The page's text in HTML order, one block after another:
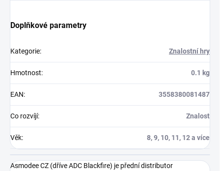
Doplňkové parametry
Kategorie: Znalostní hry
Hmotnost: 0.1 kg
EAN: 3558380081487
Co rozvíjí: Znalost
Věk: 8, 9, 10, 11, 12 a více
Asmodee CZ (dříve ADC Blackfire) je přední distributor